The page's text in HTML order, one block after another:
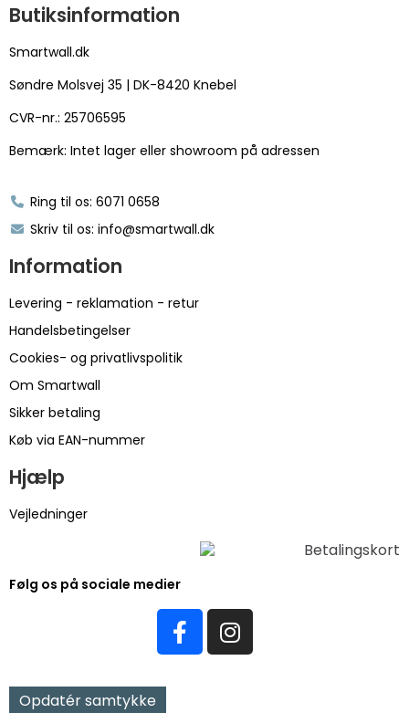
Butiksinformation
Smartwall.dk
Søndre Molsvej 35 | DK-8420 Knebel
CVR-nr.: 25706595
Bemærk: Intet lager eller showroom på adressen
Ring til os: 6071 0658
Skriv til os: info@smartwall.dk
Information
Levering - reklamation - retur
Handelsbetingelser
Cookies- og privatlivspolitik
Om Smartwall
Sikker betaling
Køb via EAN-nummer
Hjælp
Vejledninger
Følg os på sociale medier
Opdatér samtykke